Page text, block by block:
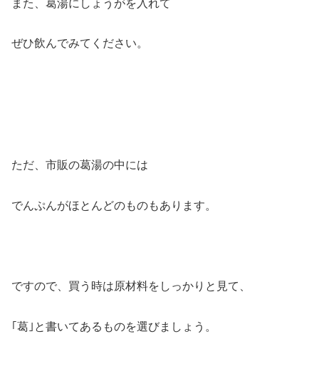
また、葛湯にしょうがを入れて
ぜひ飲んでみてください。
ただ、市販の葛湯の中には
でんぷんがほとんどのものもあります。
ですので、買う時は原材料をしっかりと見て、
｢葛｣と書いてあるものを選びましょう。